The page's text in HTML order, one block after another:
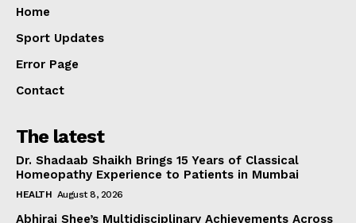
Home
Sport Updates
Error Page
Contact
The latest
Dr. Shadaab Shaikh Brings 15 Years of Classical
Homeopathy Experience to Patients in Mumbai
HEALTH August 8, 2026
Abhiraj Shee’s Multidisciplinary Achievements Across